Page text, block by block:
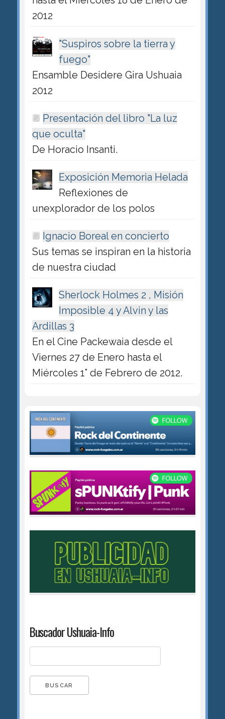
2012
"Suspiros sobre la tierra y
fuego"
Ensamble Desidere Gira Ushuaia
2012
Presentación del libro "La luz
que oculta"
De Horacio Insanti.
Exposición Memoria Helada
Reflexiones de
unexplorador de los polos
Ignacio Boreal en concierto
Sus temas se inspiran en la historia
de nuestra ciudad
Sherlock Holmes 2 , Misión
Imposible 4 y Alvin y las
Ardillas 3
En el Cine Packewaia desde el
Viernes 27 de Enero hasta el
Miércoles 1° de Febrero de 2012.
Buscador Ushuaia-Info